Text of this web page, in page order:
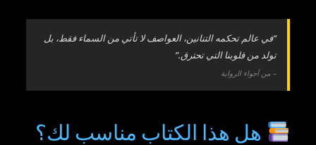
“في عالم تحكمه التنانين، العواصف لا تأتي من السماء فقط، بل
تولد من قلوبنا التي تحترق.”
– من أجواء الرواية
هل هذا الكتاب مناسب لك؟